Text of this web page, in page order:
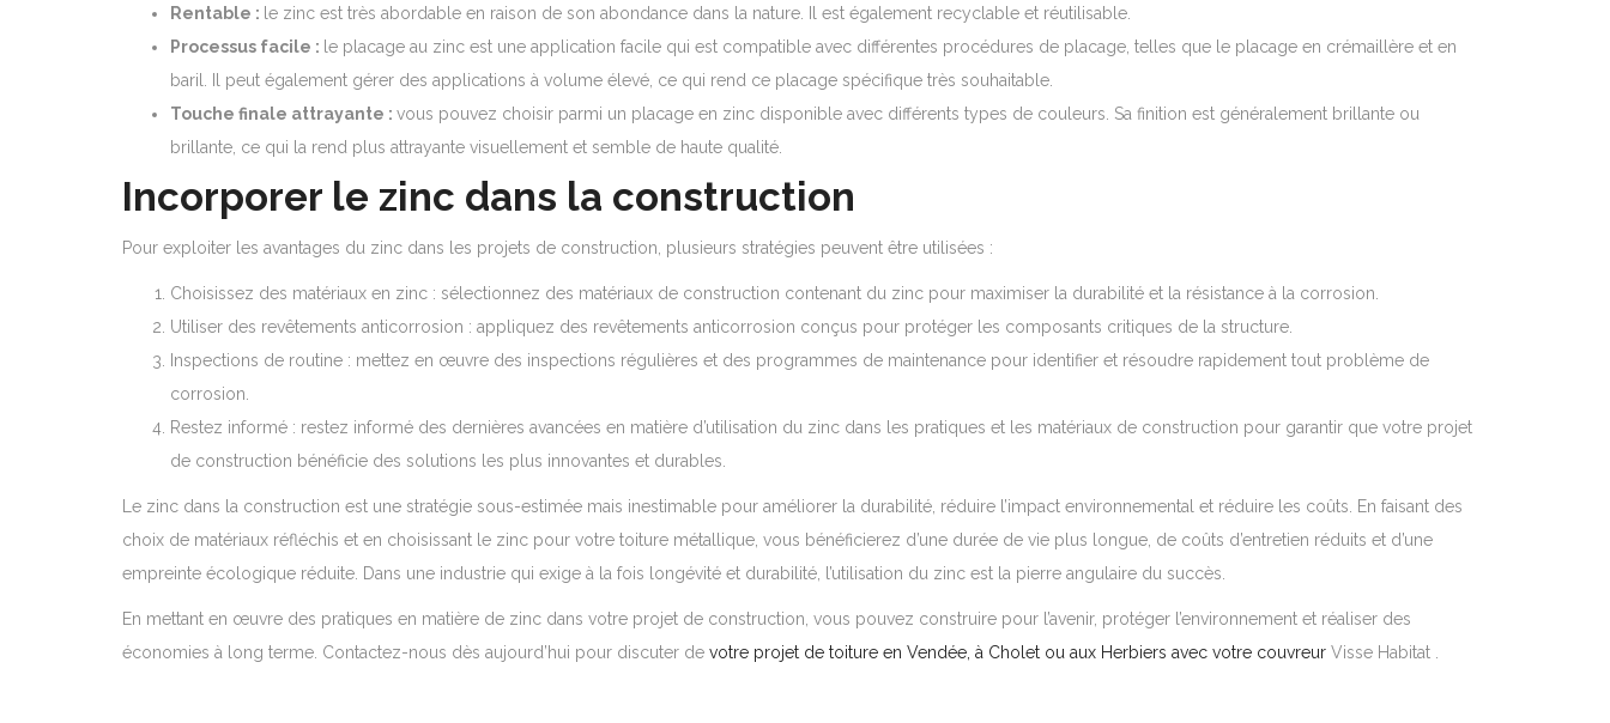
Rentable : le zinc est très abordable en raison de son abondance dans la nature. Il est également recyclable et réutilisable.
Processus facile : le placage au zinc est une application facile qui est compatible avec différentes procédures de placage, telles que le placage en crémaillère et en
baril. Il peut également gérer des applications à volume élevé, ce qui rend ce placage spécifique très souhaitable.
Touche finale attrayante : vous pouvez choisir parmi un placage en zinc disponible avec différents types de couleurs. Sa finition est généralement brillante ou
brillante, ce qui la rend plus attrayante visuellement et semble de haute qualité.
Incorporer le zinc dans la construction
Pour exploiter les avantages du zinc dans les projets de construction, plusieurs stratégies peuvent être utilisées :
Choisissez des matériaux en zinc : sélectionnez des matériaux de construction contenant du zinc pour maximiser la durabilité et la résistance à la corrosion.
Utiliser des revêtements anticorrosion : appliquez des revêtements anticorrosion conçus pour protéger les composants critiques de la structure.
Inspections de routine : mettez en œuvre des inspections régulières et des programmes de maintenance pour identifier et résoudre rapidement tout problème de
corrosion.
Restez informé : restez informé des dernières avancées en matière d’utilisation du zinc dans les pratiques et les matériaux de construction pour garantir que votre projet
de construction bénéficie des solutions les plus innovantes et durables.
Le zinc dans la construction est une stratégie sous-estimée mais inestimable pour améliorer la durabilité, réduire l’impact environnemental et réduire les coûts. En faisant des
choix de matériaux réfléchis et en choisissant le zinc pour votre toiture métallique, vous bénéficierez d’une durée de vie plus longue, de coûts d’entretien réduits et d’une
empreinte écologique réduite. Dans une industrie qui exige à la fois longévité et durabilité, l’utilisation du zinc est la pierre angulaire du succès.
En mettant en œuvre des pratiques en matière de zinc dans votre projet de construction, vous pouvez construire pour l’avenir, protéger l’environnement et réaliser des
économies à long terme. Contactez-nous dès aujourd’hui pour discuter de votre projet de toiture en Vendée, à Cholet ou aux Herbiers avec votre couvreur Visse Habitat .